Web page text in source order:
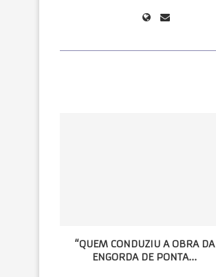
“QUEM CONDUZIU A OBRA DA
ENGORDA DE PONTA...